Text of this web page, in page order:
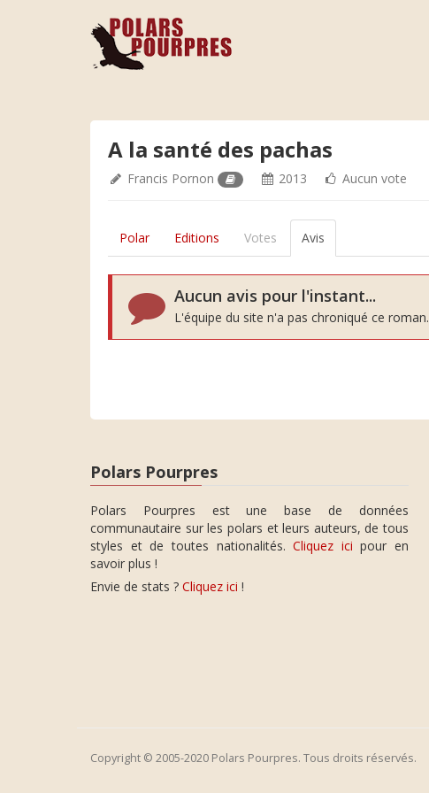
A la santé des pachas
Francis Pornon 2013 Aucun vote
Polar Editions Votes Avis
Aucun avis pour l'instant...
L'équipe du site n'a pas chroniqué ce roman.
Polars Pourpres
Polars Pourpres est une base de données
communautaire sur les polars et leurs auteurs, de tous
styles et de toutes nationalités.Cliquez ici pour en
savoir plus !
Envie de stats ? Cliquez ici !
Copyright © 2005-2020 Polars Pourpres. Tous droits réservés.